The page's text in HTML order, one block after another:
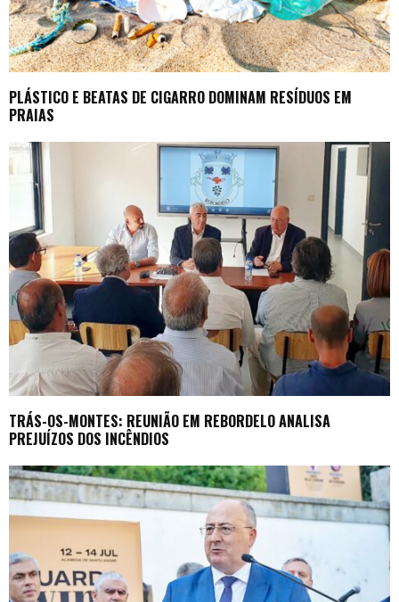
PLÁSTICO E BEATAS DE CIGARRO DOMINAM RESÍDUOS EM
PRAIAS
TRÁS-OS-MONTES: REUNIÃO EM REBORDELO ANALISA
PREJUÍZOS DOS INCÊNDIOS